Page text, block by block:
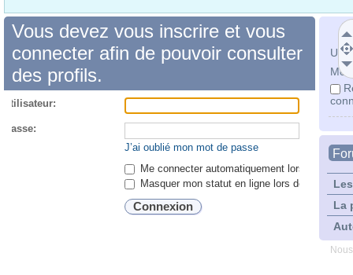
Mot
La
Vous devez vous inscrire et vous
connecter afin de pouvoir consulter
des profils.
passe:
J’ai oublié mon mot de passe
Me connecter automatiquement lors de
Masquer mon statut en ligne lors de cette